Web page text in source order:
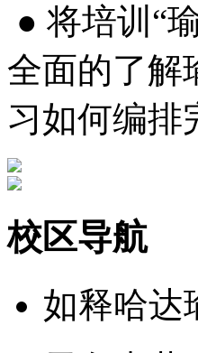
● 将培训“
全面的了解
习如何编
校区导航
如释哈达